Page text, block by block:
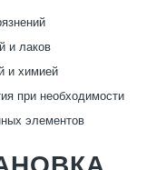
и лаков
и химией
при необходимости
элементов